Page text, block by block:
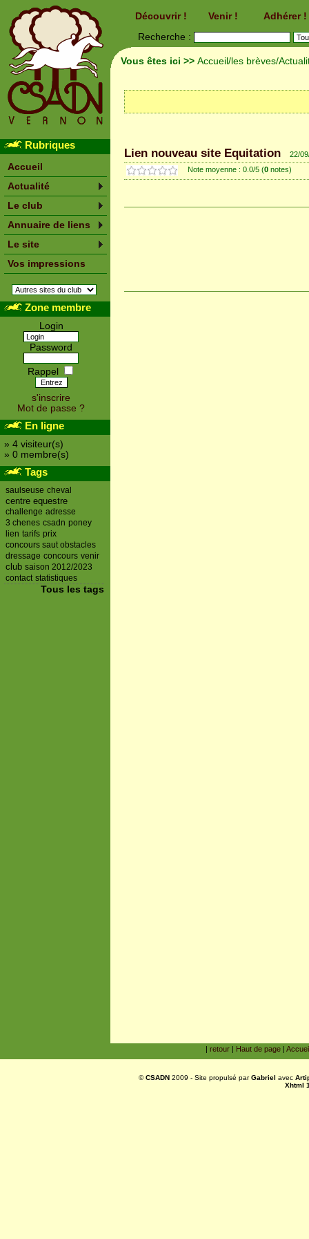
Rubriques
Accueil
Actualité
Le club
Annuaire de liens
Le site
Vos impressions
Zone membre
Login
Password
Rappel
s'inscrire
Mot de passe ?
En ligne
» 4 visiteur(s)
» 0 membre(s)
Tags
saulseuse cheval
centre equestre
challenge adresse
3 chenes csadn poney
lien tarifs prix
concours saut obstacles
dressage concours venir
club saison 2012/2023
contact statistiques
Tous les tags
Découvrir ! Venir !
Adhérer !
Recherche :
Vous êtes ici >> Accueil/les brèves/
Lien nouveau site Equitation
22/
Note moyenne : 0.0/5 (0notes)
| retour | Haut de page |
©CSADN2009 - Site propulsé parGabriel avec
Xhtml